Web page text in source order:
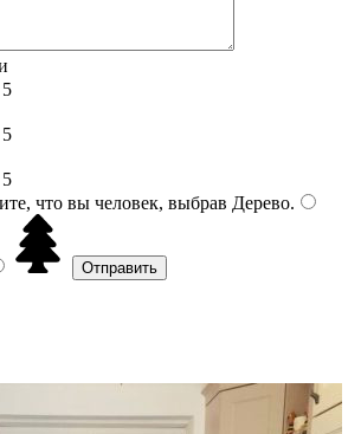
5
5
5
что вы человек, выбрав Дерево.